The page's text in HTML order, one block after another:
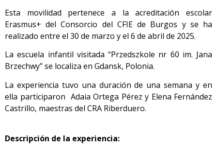
Esta movilidad pertenece a la acreditación escolar
Erasmus+ del Consorcio del CFIE de Burgos y se ha
realizado entre el 30 de marzo y el 6 de abril de 2025.
La escuela infantil visitada “Przedszkole nr 60 im. Jana
Brzechwy” se localiza en Gdansk, Polonia.
La experiencia tuvo una duración de una semana y en
ella participaron Adaia Ortega Pérez y Elena Fernández
Castrillo, maestras del CRA Riberduero.
Descripción de la experiencia: